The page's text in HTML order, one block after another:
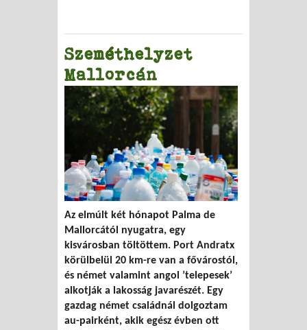
Szeméthelyzet
Mallorcán
Az elmúlt két hónapot Palma de
Mallorcától nyugatra, egy
kisvárosban töltöttem. Port Andratx
körülbelül 20 km-re van a fővárostól,
és német valamint angol ’telepesek’
alkotják a lakosság javarészét. Egy
gazdag német családnál dolgoztam
au-pairként, akik egész évben ott